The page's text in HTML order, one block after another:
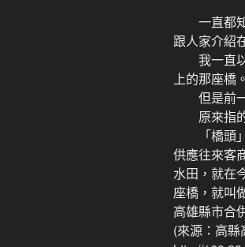
一直都知
跟人家介紹
我一直以
上的那座橋。
但是前一
原來指的
「橋頭」
供應往來客
水田，就在
座橋，就叫
高雄縣市合
(來源：高